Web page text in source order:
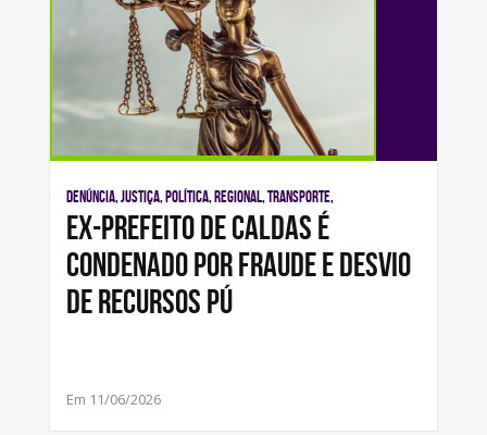
Denúncia, Justiça, Política, Regional, Transporte,
Ex-prefeito de Caldas é
condenado por fraude e desvio
de recursos pú
Em 11/06/2026